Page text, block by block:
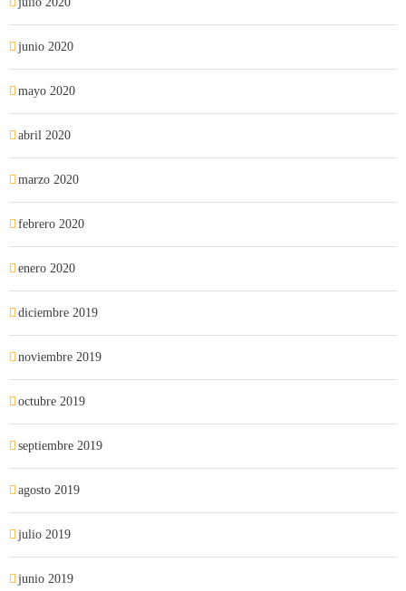
junio 2020
mayo 2020
abril 2020
marzo 2020
febrero 2020
enero 2020
diciembre 2019
noviembre 2019
octubre 2019
septiembre 2019
agosto 2019
julio 2019
junio 2019